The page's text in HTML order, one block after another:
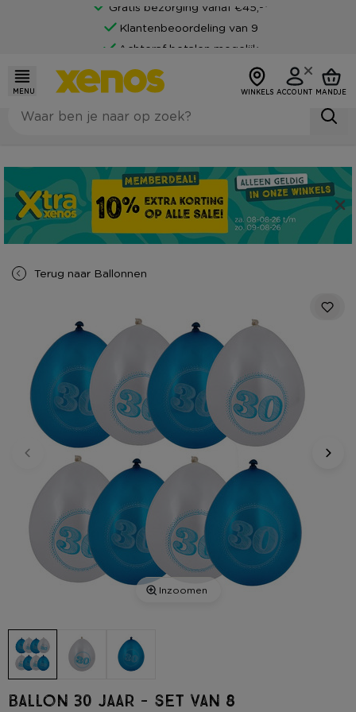
Gratis bezorging vanaf €45,-*
Klantenbeoordeling van 9
Achteraf betalen mogelijk
MENU WINKELS ACCOUNT MANDJE
Terug naar Ballonnen
Inzoomen
Ballon 30 jaar - set van 8